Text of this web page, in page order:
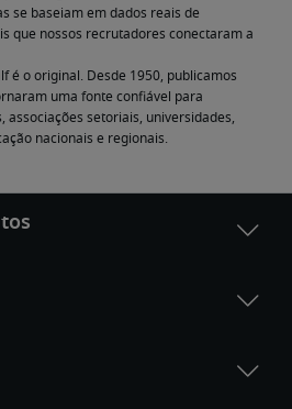
se baseiam em dados reais de
que nossos recrutadores conectaram a
é o original. Desde 1950, publicamos
uma fonte confiável para
setoriais, universidades,
nacionais e regionais.